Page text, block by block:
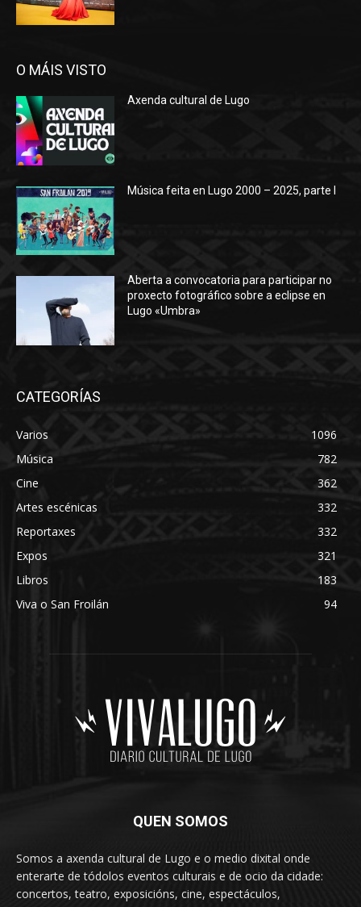
O MÁIS VISTO
Axenda cultural de Lugo
Música feita en Lugo 2000 – 2025, parte I
Aberta a convocatoria para participar no
proxecto fotográfico sobre a eclipse en
Lugo «Umbra»
CATEGORÍAS
Varios
1096
Música
782
Cine
362
Artes escénicas
332
Reportaxes
332
Expos
321
Libros
183
Viva o San Froilán
94
QUEN SOMOS
Somos a axenda cultural de Lugo e o medio dixital onde
enterarte de tódolos eventos culturais e de ocio da cidade:
concertos, teatro, exposicións, cine, espectáculos,